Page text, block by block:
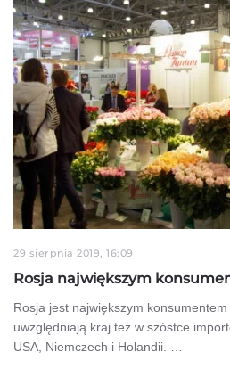
29 sierpnia 2019, 16:09
Rosja największym
Rosja jest największym
uwzględniają kraj też w szóstce
USA, Niemczech i Holandii. …